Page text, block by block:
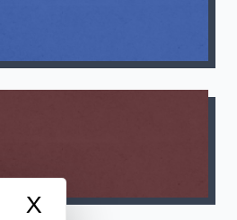
X Masquer le